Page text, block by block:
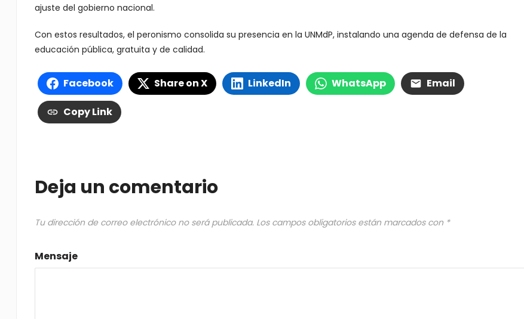
ajuste del gobierno nacional.
Con estos resultados, el peronismo consolida su presencia en la UNMdP, instalando una agenda de defensa de la
educación pública, gratuita y de calidad.
Facebook Share on X LinkedIn WhatsApp Email
Copy Link
Deja un comentario
Tu dirección de correo electrónico no será publicada. Los campos obligatorios están marcados con *
Mensaje